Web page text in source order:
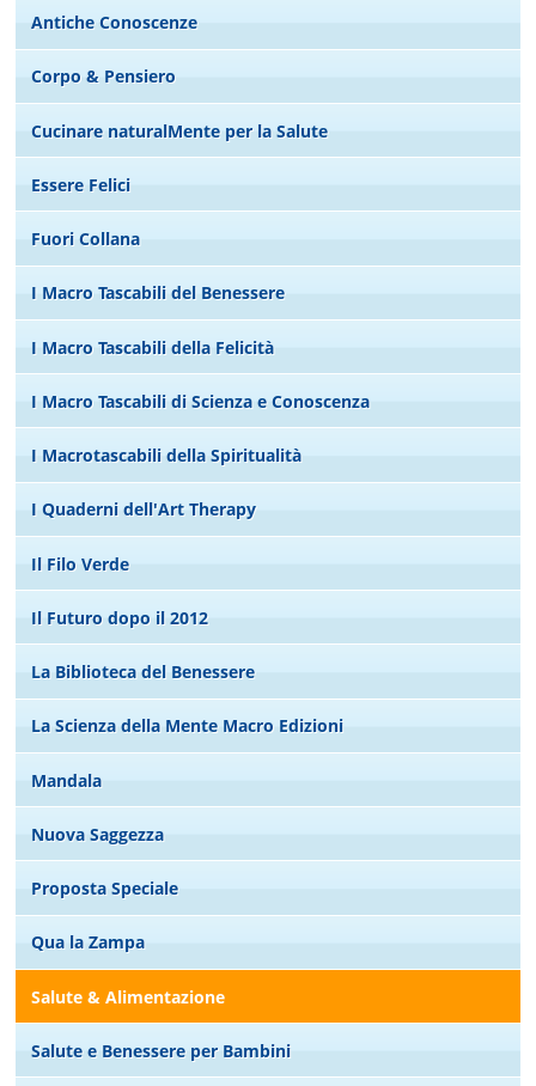
Antiche Conoscenze
Corpo & Pensiero
Cucinare naturalMente per la Salute
Essere Felici
Fuori Collana
I Macro Tascabili del Benessere
I Macro Tascabili della Felicità
I Macro Tascabili di Scienza e Conoscenza
I Macrotascabili della Spiritualità
I Quaderni dell'Art Therapy
Il Filo Verde
Il Futuro dopo il 2012
La Biblioteca del Benessere
La Scienza della Mente Macro Edizioni
Mandala
Nuova Saggezza
Proposta Speciale
Qua la Zampa
Salute & Alimentazione
Salute e Benessere per Bambini